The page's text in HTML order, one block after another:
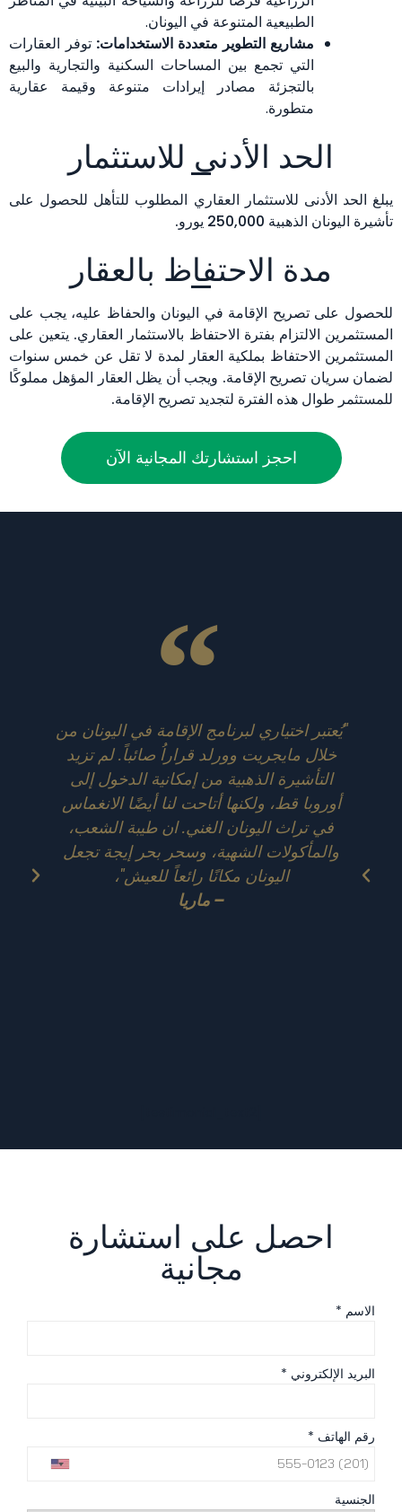
الطبيعية المتنوعة في اليونان.
مشاريع التطوير متعددة الاستخدامات: توفر العقارات
التي تجمع بين المساحات السكنية والتجارية والبيع
بالتجزئة مصادر إيرادات متنوعة وقيمة عقارية
متطورة.
الحد الأدنى للاستثمار
يبلغ الحد الأدنى للاستثمار العقاري المطلوب للتأهل للحصول على
تأشيرة اليونان الذهبية 250,000 يورو.
مدة الاحتفاظ بالعقار
للحصول على تصريح الإقامة في اليونان والحفاظ عليه، يجب على
المستثمرين الالتزام بفترة الاحتفاظ بالاستثمار العقاري. يتعين على
المستثمرين الاحتفاظ بملكية العقار لمدة لا تقل عن خمس سنوات
لضمان سريان تصريح الإقامة. ويجب أن يظل العقار المؤهل مملوكًا
للمستثمر طوال هذه الفترة لتجديد تصريح الإقامة.
احجز استشارتك المجانية الآن
"يُعتبر اختياري لبرنامج الإقامة في اليونان من
خلال مايجريت وورلد قراراُ صائباً. لم تزيد
التأشيرة الذهبية من إمكانية الدخول إلى
أوروبا قط، ولكنها أتاحت لنا أيضًا الانغماس
في تراث اليونان الغني. ان طيبة الشعب،
والمأكولات الشهية، وسحر بحر إيجة تجعل
اليونان مكانًا رائعاً للعيش"،
– ماريا
احصل على استشارة
مجانية
الاسم *
البريد الإلكتروني *
رقم الهاتف *
الجنسية